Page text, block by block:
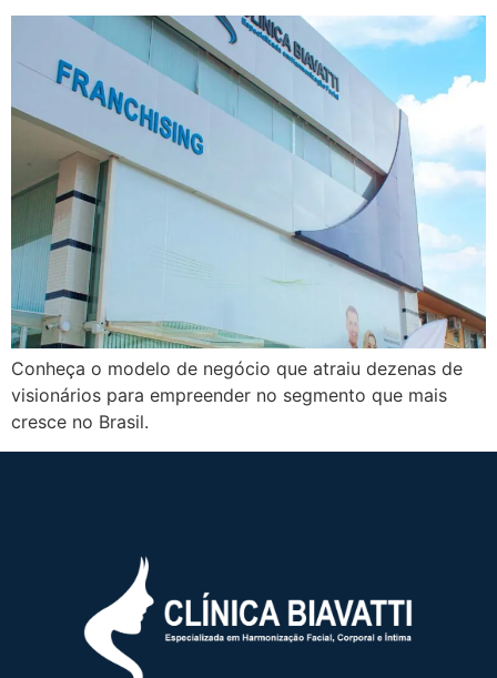
Conheça o modelo de negócio que atraiu dezenas de
visionários para empreender no segmento que mais
cresce no Brasil.